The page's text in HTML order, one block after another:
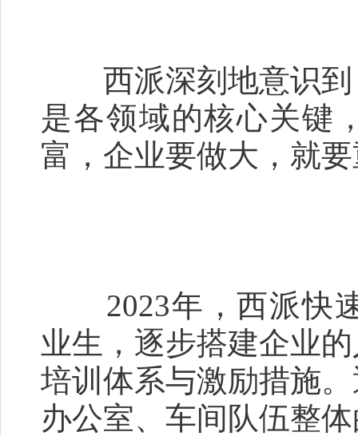
西派深刻地意识到
是各领域的核心关键
富，企业要做大，就
2023年，西派快速
业生，逐步搭建企业
培训体系与激励措施
办公室、车间队伍整